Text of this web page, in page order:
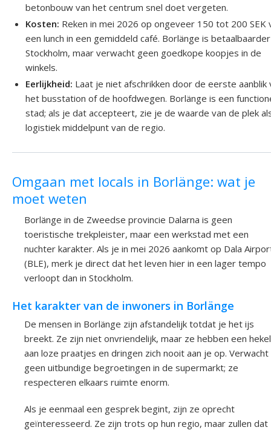
betonbouw van het centrum snel doet vergeten.
Kosten: Reken in mei 2026 op ongeveer 150 tot 200 SEK
een lunch in een gemiddeld café. Borlänge is
Stockholm, maar verwacht geen goedkope koopjes in de
winkels.
Eerlijkheid: Laat je niet afschrikken door de eerste aanblik
het busstation of de hoofdwegen. Borlänge is een
stad; als je dat accepteert, zie je de waarde van de plek
logistiek middelpunt van de regio.
Omgaan met locals in Borlänge: wat je
moet weten
Borlänge in de Zweedse provincie Dalarna is geen
toeristische trekpleister, maar een werkstad met een
nuchter karakter. Als je in mei 2026 aankomt op Dala
(BLE), merk je direct dat het leven hier in een lager tempo
verloopt dan in Stockholm.
Het karakter van de inwoners in Borlänge
De mensen in Borlänge zijn afstandelijk totdat je het ijs
breekt. Ze zijn niet onvriendelijk, maar ze hebben een hekel
aan loze praatjes en dringen zich nooit aan je op. Verwacht
geen uitbundige begroetingen in de supermarkt; ze
respecteren elkaars ruimte enorm.
Als je eenmaal een gesprek begint, zijn ze oprecht
geïnteresseerd. Ze zijn trots op hun regio, maar zullen dat